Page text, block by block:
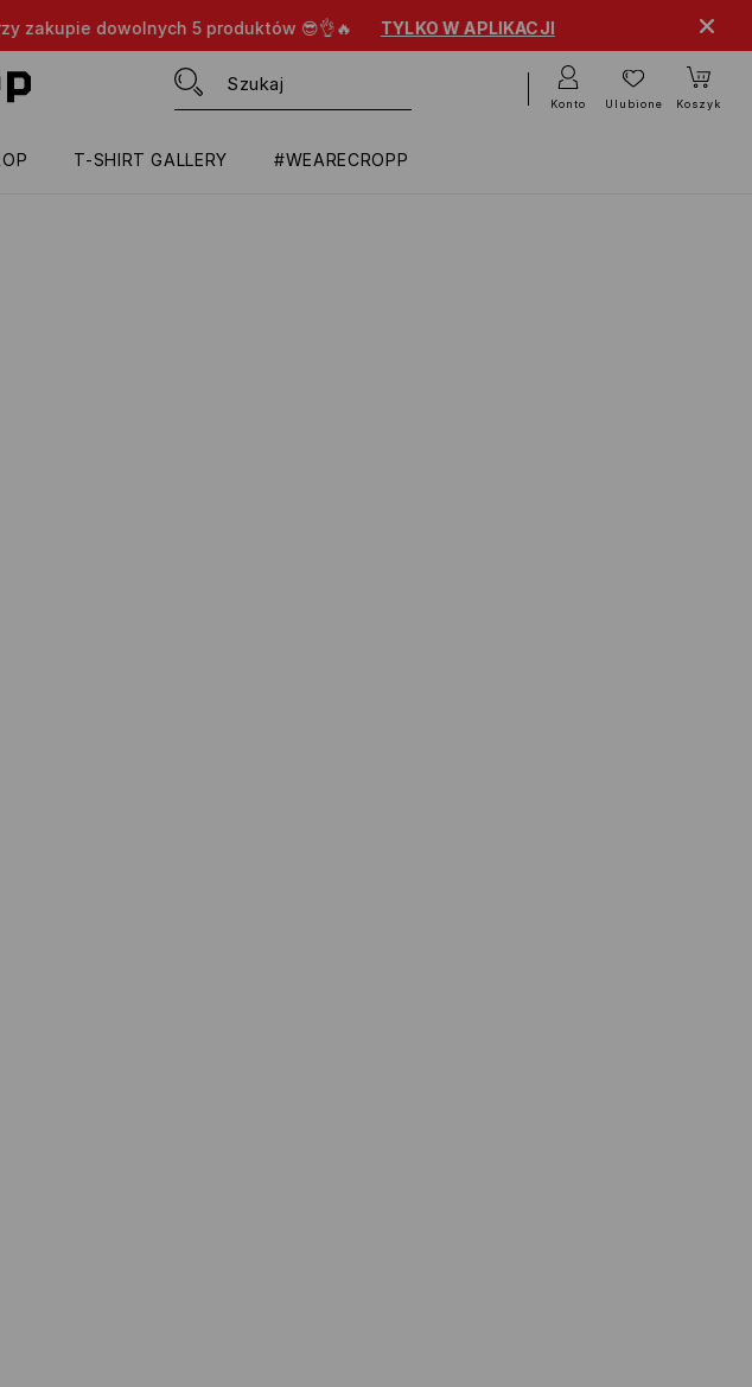
produktów 😎👌🔥 TYLKO W APLIKACJI
T-SHIRT GALLERY #WEARECROPP
Konto Ulubione Koszyk